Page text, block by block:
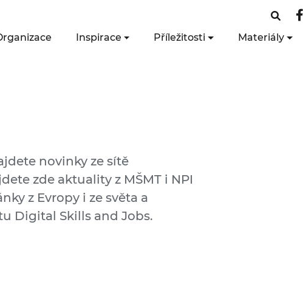
Inspirace Příležitosti Materiály
novinky ze sítě
zde aktuality z MŠMT i NPI
z Evropy i ze světa a
Digital Skills and Jobs.